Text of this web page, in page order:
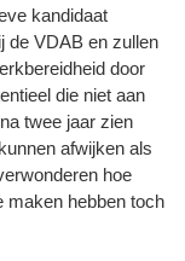
kandidaat
de VDAB en zullen
door
die niet aan
twee jaar zien
afwijken als
hoe
maken hebben toch